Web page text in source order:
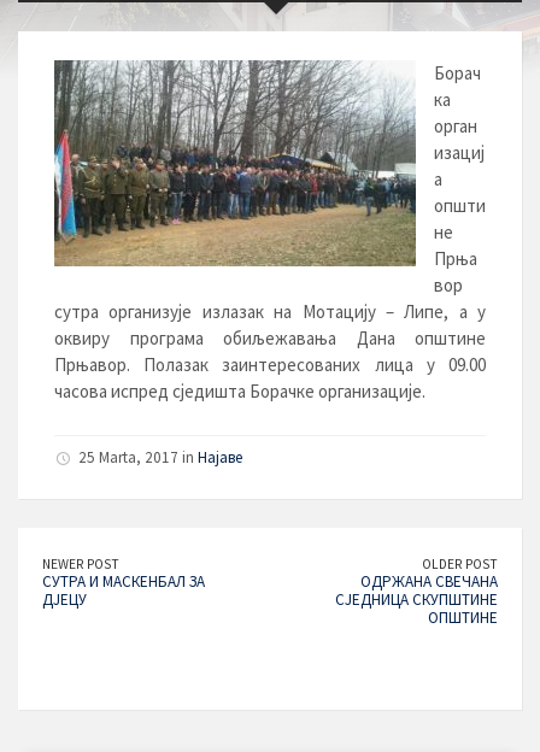
Борач
ка
орган
изациј
а
општи
не
Прња
вор
сутра организује излазак на Мотацију – Липе, а у
оквиру програма обиљежавања Дана општине
Прњавор. Полазак заинтересованих лица у 09.00
часова испред сједишта Борачке организације.
25 Marta, 2017 in Најаве
NEWER POST
СУТРА И МАСКЕНБАЛ ЗА
ДЈЕЦУ
OLDER POST
ОДРЖАНА СВЕЧАНА
СЈЕДНИЦА СКУПШТИНЕ
ОПШТИНЕ